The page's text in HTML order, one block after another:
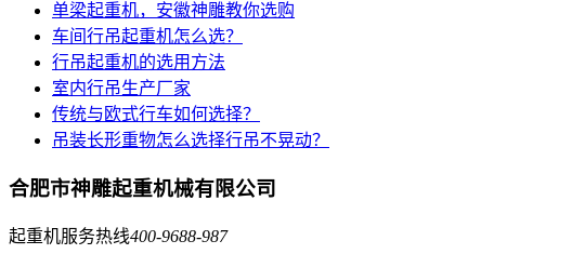
单梁起重机，安徽神雕教你选购
车间行吊起重机怎么选？
行吊起重机的选用方法
室内行吊生产厂家
传统与欧式行车如何选择？
吊装长形重物怎么选择行吊不晃动？
合肥市神雕起重机械有限公司
起重机服务热线400-9688-987